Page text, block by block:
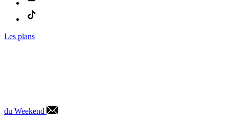
Les plans
du Weekend